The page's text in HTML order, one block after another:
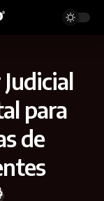
para
de